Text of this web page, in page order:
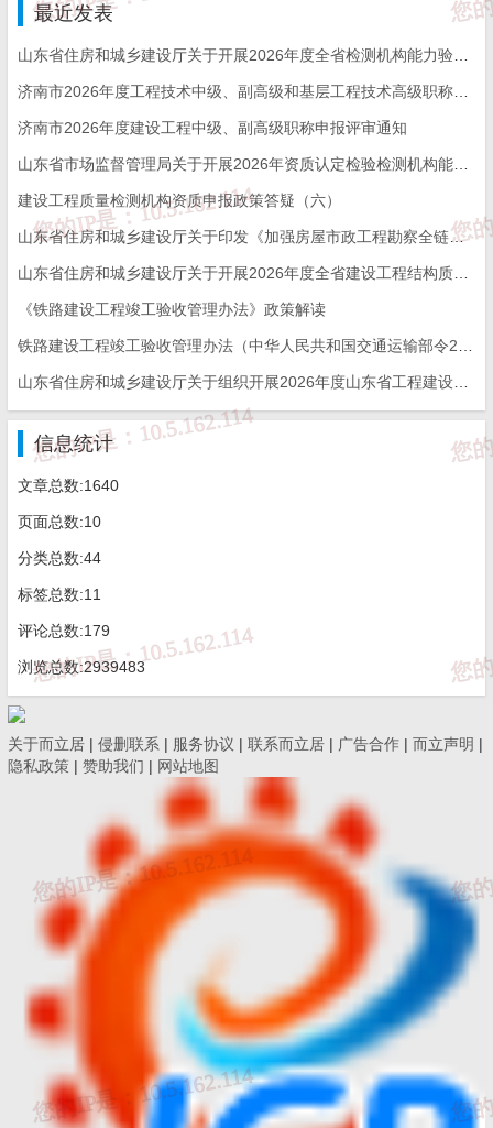
单位工程进度
计划
负责人领导
分阶段工程
（或专项工
专业工程师或
负责分部分项
的工长
/
项目质量计划 项目经理 /
临时用电组织
电气工程技术
/ 相关部
施工检测试验
防火安全技术
方案（一级动
火）
防火安全技术
火）
动火申请表
（三级动火）
/ 所在班组
、常用建筑结构体系和应用
别
结构优点
≤
最近发表
济南市2026年度建设工程中级、副高级职称申报评审通知
建设工程质量检测机构资质申报政策答疑（六）
山东省住房和城乡建设厅关于印发《加强房屋市政工程勘察全链条管理实施方案》的通知
《铁路建设工程竣工验收管理办法》政策解读
信息统计
文章总数:1640
页面总数:10
分类总数:44
标签总数:11
评论总数:179
浏览总数:2939483
关于而立居 | 侵删联系 | 服务协议 | 联系而立居 | 广告合作 | 而立声明 |
隐私政策 | 赞助我们 | 网站地图